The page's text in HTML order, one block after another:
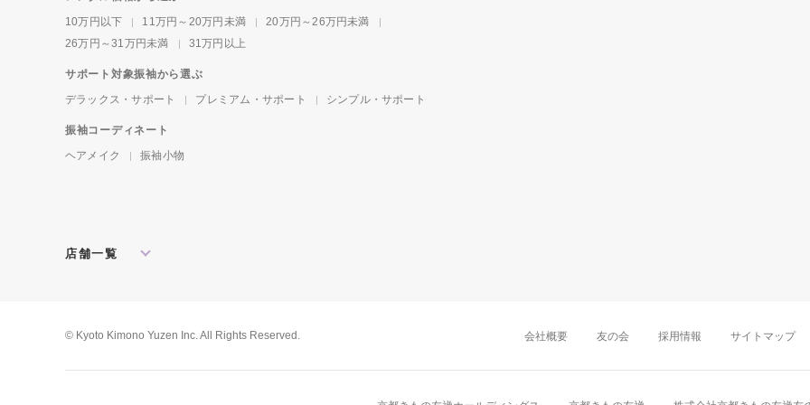
10万円以下
11万円～20万円未満
20万円～26万円未満
26万円～31万円未満
31万円以上
サポート対象振袖から選ぶ
デラックス・サポート
プレミアム・サポート シンプル・サポート
振袖コーディネート
ヘアメイク
振袖小物
店舗一覧
松戸店
東京本館 新宿店
八王子店
近畿
大阪難波店 京
岡山店 広島店
© Kyoto Kimono Yuzen Inc. All Rights Reserved. 会社概要 友の会 採用情報 サイトマップ